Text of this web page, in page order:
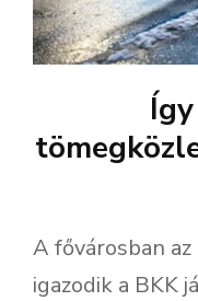
A fővárosban
igazodik a BKK